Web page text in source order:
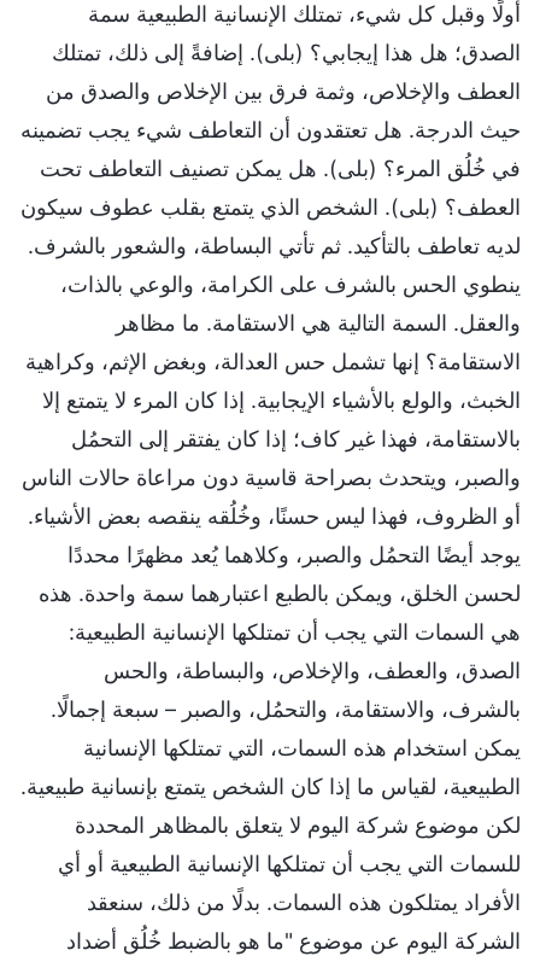
أولًا وقبل كل شيء، تمتلك الإنسانية الطبيعية سمة
الصدق؛ هل هذا إيجابي؟ (بلى). إضافةً إلى ذلك، تمتلك
العطف والإخلاص، وثمة فرق بين الإخلاص والصدق من
حيث الدرجة. هل تعتقدون أن التعاطف شيء يجب تضمينه
في خُلُق المرء؟ (بلى). هل يمكن تصنيف التعاطف تحت
العطف؟ (بلى). الشخص الذي يتمتع بقلب عطوف سيكون
لديه تعاطف بالتأكيد. ثم تأتي البساطة، والشعور بالشرف.
ينطوي الحس بالشرف على الكرامة، والوعي بالذات،
والعقل. السمة التالية هي الاستقامة. ما مظاهر
الاستقامة؟ إنها تشمل حس العدالة، وبغض الإثم، وكراهية
الخبث، والولع بالأشياء الإيجابية. إذا كان المرء لا يتمتع إلا
بالاستقامة، فهذا غير كاف؛ إذا كان يفتقر إلى التحمُل
والصبر، ويتحدث بصراحة قاسية دون مراعاة حالات الناس
أو الظروف، فهذا ليس حسنًا، وخُلُقه ينقصه بعض الأشياء.
يوجد أيضًا التحمُل والصبر، وكلاهما يُعد مظهرًا محددًا
لحسن الخلق، ويمكن بالطبع اعتبارهما سمة واحدة. هذه
هي السمات التي يجب أن تمتلكها الإنسانية الطبيعية:
الصدق، والعطف، والإخلاص، والبساطة، والحس
بالشرف، والاستقامة، والتحمُل، والصبر – سبعة إجمالًا.
يمكن استخدام هذه السمات، التي تمتلكها الإنسانية
الطبيعية، لقياس ما إذا كان الشخص يتمتع بإنسانية طبيعية.
لكن موضوع شركة اليوم لا يتعلق بالمظاهر المحددة
للسمات التي يجب أن تمتلكها الإنسانية الطبيعية أو أي
الأفراد يمتلكون هذه السمات. بدلًا من ذلك، سنعقد
الشركة اليوم عن موضوع "ما هو بالضبط خُلُق أضداد